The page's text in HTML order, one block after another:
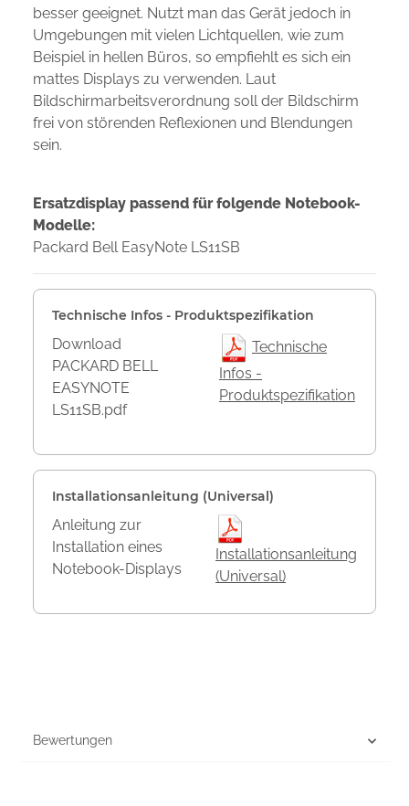
besser geeignet. Nutzt man das Gerät jedoch in
Umgebungen mit vielen Lichtquellen, wie zum
Beispiel in hellen Büros, so empfiehlt es sich ein
mattes Displays zu verwenden. Laut
Bildschirmarbeitsverordnung soll der Bildschirm
frei von störenden Reflexionen und Blendungen
sein.
Ersatzdisplay passend für folgende Notebook-
Modelle:
Packard Bell EasyNote LS11SB
Technische Infos - Produktspezifikation
Download
PACKARD BELL
EASYNOTE
LS11SB.pdf
Technische
Infos -
Produktspezifikation
Installationsanleitung (Universal)
Anleitung zur
Installation eines
Notebook-Displays
Installationsanleitung
(Universal)
Bewertungen